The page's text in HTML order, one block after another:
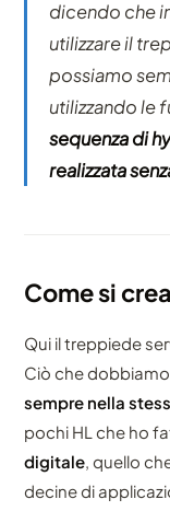
dicendo che
utilizzare il
possiamo
utilizzando le
sequenza di
realizzata
Come si
Qui il treppiede
Ciò che
sempre nella
pochi HL che ho
digitale, quello
decine di